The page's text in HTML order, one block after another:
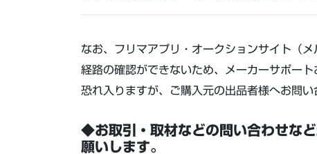
なお、フリマアプリ・オークションサイト（
経路の確認ができないため、メーカーサポート
恐れ入りますが、ご購入元の出品者様へお問
◆お取引・取材などの問い合わせな
願いします。